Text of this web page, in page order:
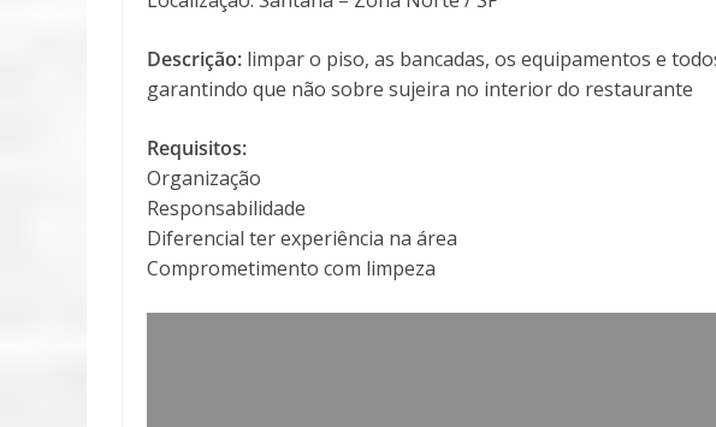
Descrição: limpar o piso, as bancadas, os equipamentos e
garantindo que não sobre sujeira no interior do restaurante
Requisitos:
Organização
Responsabilidade
Diferencial ter experiência na área
Comprometimento com limpeza